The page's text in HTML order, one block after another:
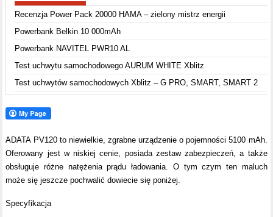
Recenzja Power Pack 20000 HAMA – zielony mistrz energii
Powerbank Belkin 10 000mAh
Powerbank NAVITEL PWR10 AL
Test uchwytu samochodowego AURUM WHITE Xblitz
Test uchwytów samochodowych Xblitz – G PRO, SMART, SMART 2
ADATA PV120 to niewielkie, zgrabne urządzenie o pojemności 5100 mAh.
Oferowany jest w niskiej cenie, posiada zestaw zabezpieczeń, a także
obsługuje różne natężenia prądu ładowania. O tym czym ten maluch
może się jeszcze pochwalić dowiecie się poniżej.
Specyfikacja